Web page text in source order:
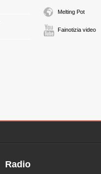
Melting Pot
Fainotizia video
Radio